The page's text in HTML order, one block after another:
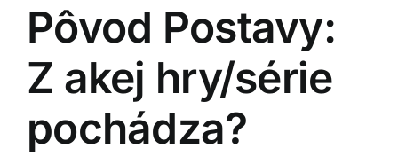
Pôvod Postavy:
Z akej hry/série
pochádza?